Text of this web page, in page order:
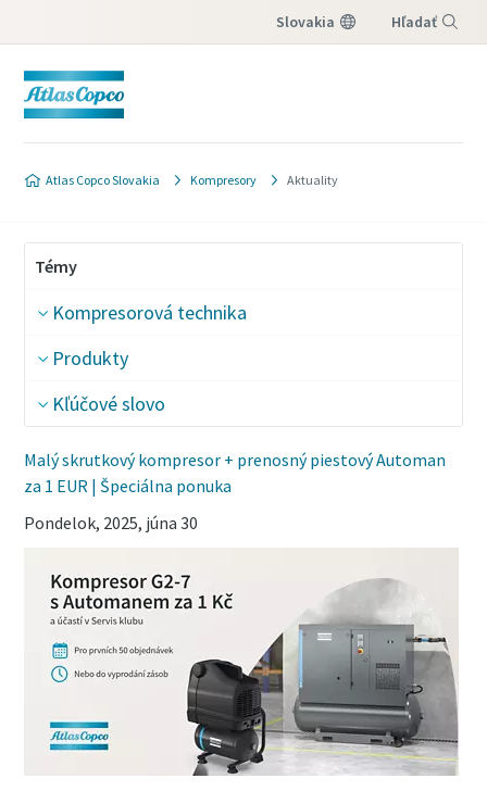
Slovakia Hľadať
Atlas Copco Slovakia Kompresory Aktuality
Témy
Kompresorová technika
Produkty
Kľúčové slovo
Malý skrutkový kompresor + prenosný piestový Automan
za 1 EUR | Špeciálna ponuka
Pondelok, 2025, júna 30